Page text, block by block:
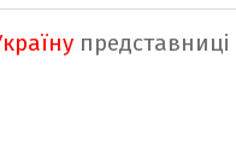
представниці